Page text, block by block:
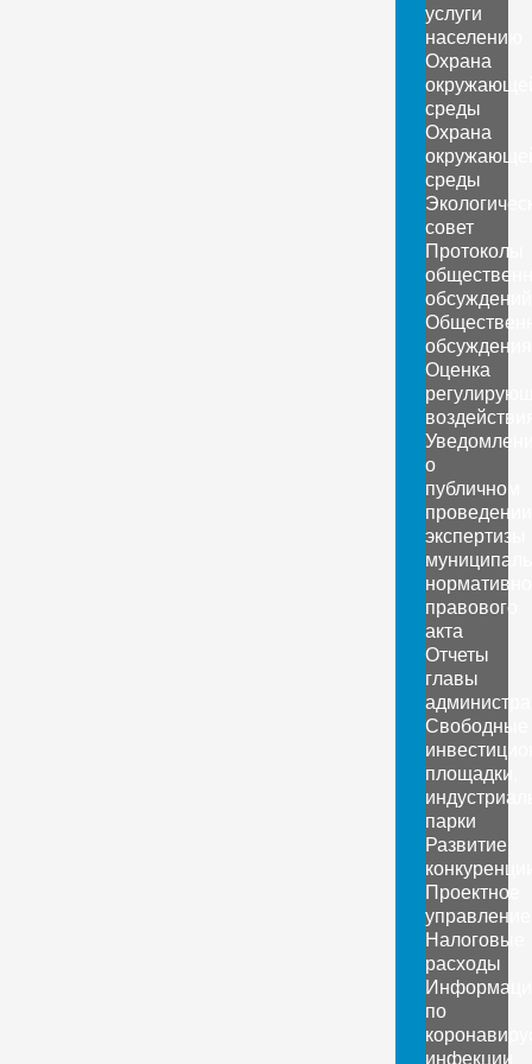
услуги
населению
Охрана
среды
Охрана
среды
совет
Протоколы
обсуждений
обсуждения
Оценка
о
публичном
проведении
экспертизы
правового
акта
Отчеты
главы
Свободные
площадки,
парки
Развитие
Проектное
управление
Налоговые
расходы
по
инфекции